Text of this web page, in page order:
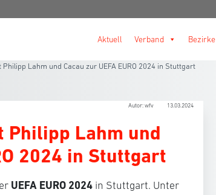
Aktuell Verband Bezirke
Lahm und Cacau zur UEFA EURO 2024 in Stuttgart
Autor: wfv 13.03.2024
Philipp Lahm und
2024 in Stuttgart
UEFA EURO 2024 in Stuttgart. Unter